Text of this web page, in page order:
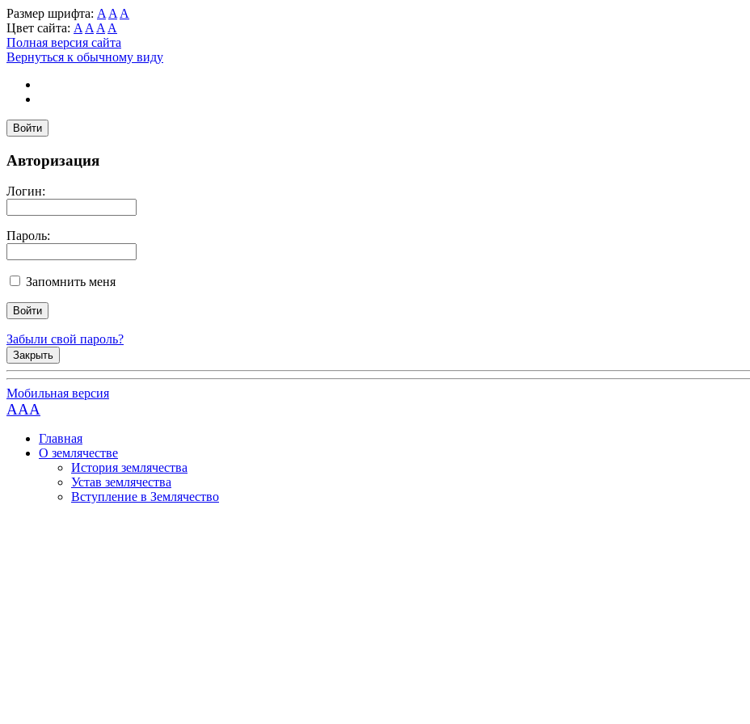
Размер шрифта: A A A
Цвет сайта: A A A A
Полная версия сайта
Вернуться к обычному виду
Войти
Авторизация
Логин:
Пароль:
Запомнить меня
Забыли свой пароль?
Закрыть
Мобильная версия
AAA
Главная
О землячестве
История землячества
Устав землячества
Вступление в Землячество